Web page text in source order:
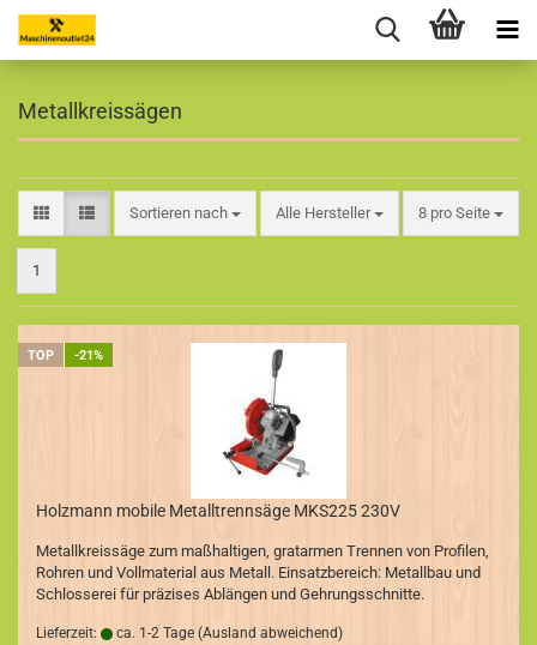
Metallkreissägen
Sortieren nach
Sortieren nach Alle Hersteller 8 pro Seite
pro Seite
1
TOP -21%
Holzmann mobile Metalltrennsäge MKS225 230V
Metallkreissäge zum maßhaltigen, gratarmen Trennen von Profilen,
Rohren und Vollmaterial aus Metall. Einsatzbereich: Metallbau und
Schlosserei für präzises Ablängen und Gehrungsschnitte.
Lieferzeit: ca. 1-2 Tage (Ausland abweichend)